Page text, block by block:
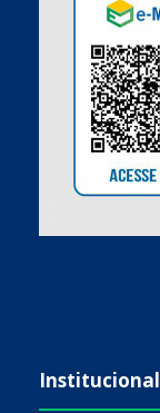
Institucional